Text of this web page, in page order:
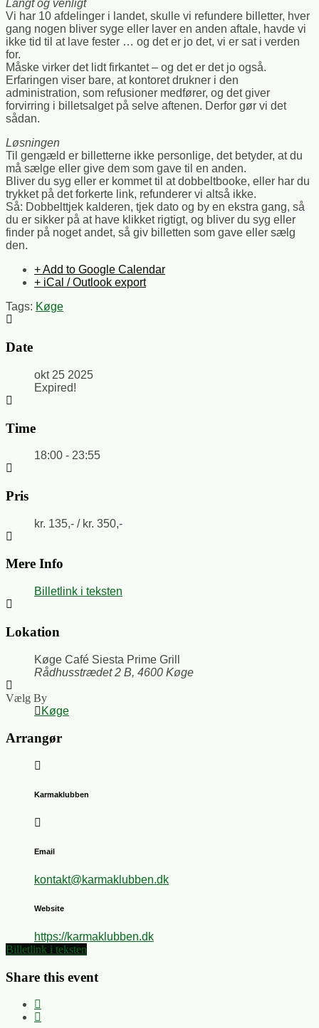
Langt og venligt
Vi har 10 afdelinger i landet, skulle vi refundere billetter, hver
gang nogen bliver syge eller laver en anden aftale, havde vi
ikke tid til at lave fester … og det er jo det, vi er sat i verden
for.
Måske virker det lidt firkantet – og det er det jo også.
Erfaringen viser bare, at kontoret drukner i den
administration, som refusioner medfører, og det giver
forvirring i billetsalget på selve aftenen. Derfor gør vi det
sådan.
Løsningen
Til gengæld er billetterne ikke personlige, det betyder, at du
må sælge eller give dem som gave til en anden.
Bliver du syg eller er kommet til at dobbeltbooke, eller har du
trykket på det forkerte link, refunderer vi altså ikke.
Så: Dobbelttjek kalderen, tjek dato og by en ekstra gang, så
du er sikker på at have klikket rigtigt, og bliver du syg eller
finder på noget andet, så giv billetten som gave eller sælg
den.
+ Add to Google Calendar
+ iCal / Outlook export
Tags: Køge
Date
okt 25 2025
Expired!
Time
18:00 - 23:55
Pris
kr. 135,- / kr. 350,-
Mere Info
Billetlink i teksten
Lokation
Køge Café Siesta Prime Grill
Rådhusstrædet 2 B, 4600 Køge
Vælg By
Køge
Arrangør
Karmaklubben
Email
kontakt@karmaklubben.dk
Website
https://karmaklubben.dk
Billetlink i teksten
Share this event